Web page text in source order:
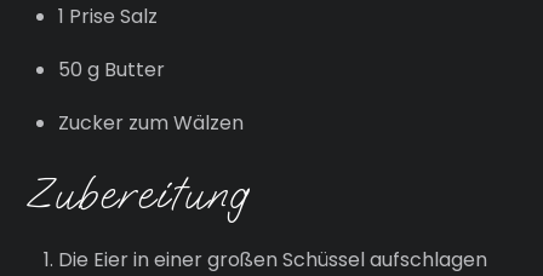
1 Prise Salz
50 g Butter
Zucker zum Wälzen
Zubereitung
Die Eier in einer großen Schüssel aufschlagen